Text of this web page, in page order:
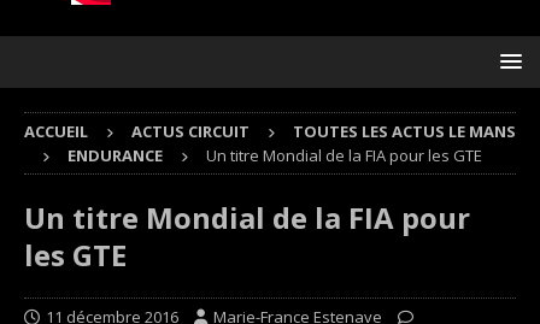
ACCUEIL ACTUS CIRCUIT
TOUTES LES ACTUS LE MANS
ENDURANCE
Un titre Mondial de la FIA pour les GTE
Un titre Mondial de la FIA pour
les GTE
11 décembre 2016
Marie-France Estenave